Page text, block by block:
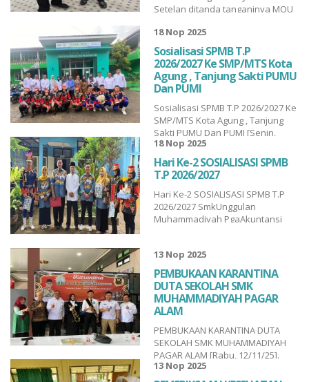
Setelan ditanda tanganinya MOU
kepala SMK Muhammadiyah
Pagar Alam Bpk Chandra Liansyah
, S.Pd.M.Pd diundang Oleh
Gubernur Prefektur Kagawa
BpkToyohito Ikeda guna
memperkuat kerjasama
internasional, Gubernur Pr...
18 Nop 2025
Sosialisasi SPMB T.P
2026/2027 Ke SMP/MTS Kota
Agung , Tanjung Sakti PUMU
Dan PUMI
Sosialisasi SPMB T.P 2026/2027 Ke
SMP/MTS Kota Agung , Tanjung
Sakti PUMU Dan PUMI [Senin,
17/11/25]. SmkUnggulan
Muhammadiyah Pga Sosialisasi
SPMB (Seleksi Penerimaan
Mahasiswa Baru) merupakan
kegiatan yang dilaksanakan oleh
SMK Muhammadiyah Pagaralam
untuk memberikan informasi
18 Nop 2025
Hari Ke-2 SOSIALISASI SPMB
T.P 2026/2027
Hari Ke-2 SOSIALISASI SPMB T.P
2026/2027 SmkUnggulan
Muhammadiyah PgaAkuntansi
MuhpalaTjkt Smkm Pagar
AlamTbsm Smkm PagaralamDkv
Smk Muhammadiyah
PagaralamManajemen
Perkantoran SmkmuhpgaIpm
SmkMuhammadiyah Pagaralam...
13 Nop 2025
PEMBUKAAN KARANTINA
DUTA SEKOLAH SMK
MUHAMMADIYAH PAGAR
ALAM
PEMBUKAAN KARANTINA DUTA
SEKOLAH SMK MUHAMMADIYAH
PAGAR ALAM [Rabu, 12/11/25].
Dibuka langsung Oleh Kepala
13 Nop 2025